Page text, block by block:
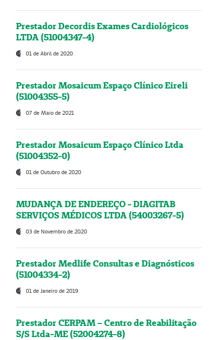
Prestador Decordis Exames Cardiológicos
LTDA (51004347-4)
01 de Abril de 2020
Prestador Mosaicum Espaço Clínico Eireli
(51004355-5)
07 de Maio de 2021
Prestador Mosaicum Espaço Clínico Ltda
(51004352-0)
01 de Outubro de 2020
MUDANÇA DE ENDEREÇO - DIAGITAB
SERVIÇOS MÉDICOS LTDA (54003267-5)
03 de Novembro de 2020
Prestador Medlife Consultas e Diagnósticos
(51004334-2)
01 de Janeiro de 2019
Prestador CERPAM – Centro de Reabilitação
S/S Ltda-ME (52004274-8)